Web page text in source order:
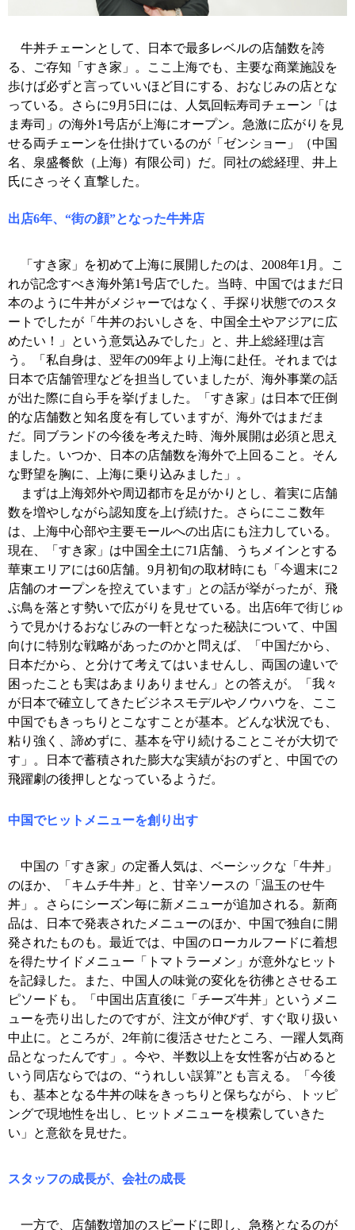
牛丼チェーンとして、日本で最多レベルの店舗数を誇
る、ご存知「すき家」。ここ上海でも、主要な商業施設を
歩けば必ずと言っていいほど目にする、おなじみの店とな
っている。さらに9月5日には、人気回転寿司チェーン「は
ま寿司」の海外1号店が上海にオープン。急激に広がりを見
せる両チェーンを仕掛けているのが「ゼンショー」（中国
名、泉盛餐飲（上海）有限公司）だ。同社の総経理、井上
氏にさっそく直撃した。
出店6年、“街の顔”となった牛丼店
「すき家」を初めて上海に展開したのは、2008年1月。こ
れが記念すべき海外第1号店でした。当時、中国ではまだ日
本のように牛丼がメジャーではなく、手探り状態でのスタ
ートでしたが「牛丼のおいしさを、中国全土やアジアに広
めたい！」という意気込みでした」と、井上総経理は言
う。「私自身は、翌年の09年より上海に赴任。それまでは
日本で店舗管理などを担当していましたが、海外事業の話
が出た際に自ら手を挙げました。「すき家」は日本で圧倒
的な店舗数と知名度を有していますが、海外ではまだま
だ。同ブランドの今後を考えた時、海外展開は必須と思え
ました。いつか、日本の店舗数を海外で上回ること。そん
な野望を胸に、上海に乗り込みました」。
まずは上海郊外や周辺都市を足がかりとし、着実に店舗
数を増やしながら認知度を上げ続けた。さらにここ数年
は、上海中心部や主要モールへの出店にも注力している。
現在、「すき家」は中国全土に71店舗、うちメインとする
華東エリアには60店舗。9月初旬の取材時にも「今週末に2
店舗のオープンを控えています」との話が挙がったが、飛
ぶ鳥を落とす勢いで広がりを見せている。出店6年で街じゅ
うで見かけるおなじみの一軒となった秘訣について、中国
向けに特別な戦略があったのかと問えば、「中国だから、
日本だから、と分けて考えてはいませんし、両国の違いで
困ったことも実はあまりありません」との答えが。「我々
が日本で確立してきたビジネスモデルやノウハウを、ここ
中国でもきっちりとこなすことが基本。どんな状況でも、
粘り強く、諦めずに、基本を守り続けることこそが大切で
す」。日本で蓄積された膨大な実績がおのずと、中国での
飛躍劇の後押しとなっているようだ。
中国でヒットメニューを創り出す
中国の「すき家」の定番人気は、ベーシックな「牛丼」
のほか、「キムチ牛丼」と、甘辛ソースの「温玉のせ牛
丼」。さらにシーズン毎に新メニューが追加される。新商
品は、日本で発表されたメニューのほか、中国で独自に開
発されたものも。最近では、中国のローカルフードに着想
を得たサイドメニュー「トマトラーメン」が意外なヒット
を記録した。また、中国人の味覚の変化を彷彿とさせるエ
ピソードも。「中国出店直後に「チーズ牛丼」というメニ
ューを売り出したのですが、注文が伸びず、すぐ取り扱い
中止に。ところが、2年前に復活させたところ、一躍人気商
品となったんです」。今や、半数以上を女性客が占めると
いう同店ならではの、“うれしい誤算”とも言える。「今後
も、基本となる牛丼の味をきっちりと保ちながら、トッピ
ングで現地性を出し、ヒットメニューを模索していきた
い」と意欲を見せた。
スタッフの成長が、会社の成長
一方で、店舗数増加のスピードに即し、急務となるのが